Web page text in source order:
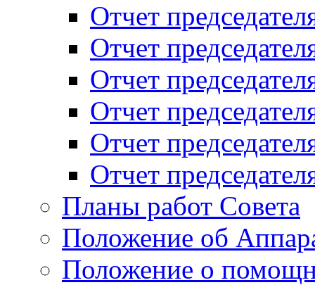
Отчет
Отчет
Отчет
Отчет
Отчет
Отчет
Планы работ Совета
Положение об
Положение о